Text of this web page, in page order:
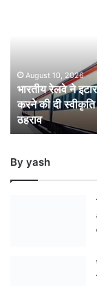
बीच
दैनिक
पैसेंजर
सेवा
करने
August 10, 2026
भारतीय रेलवे ने
करने की दी
ठहराव
By yash